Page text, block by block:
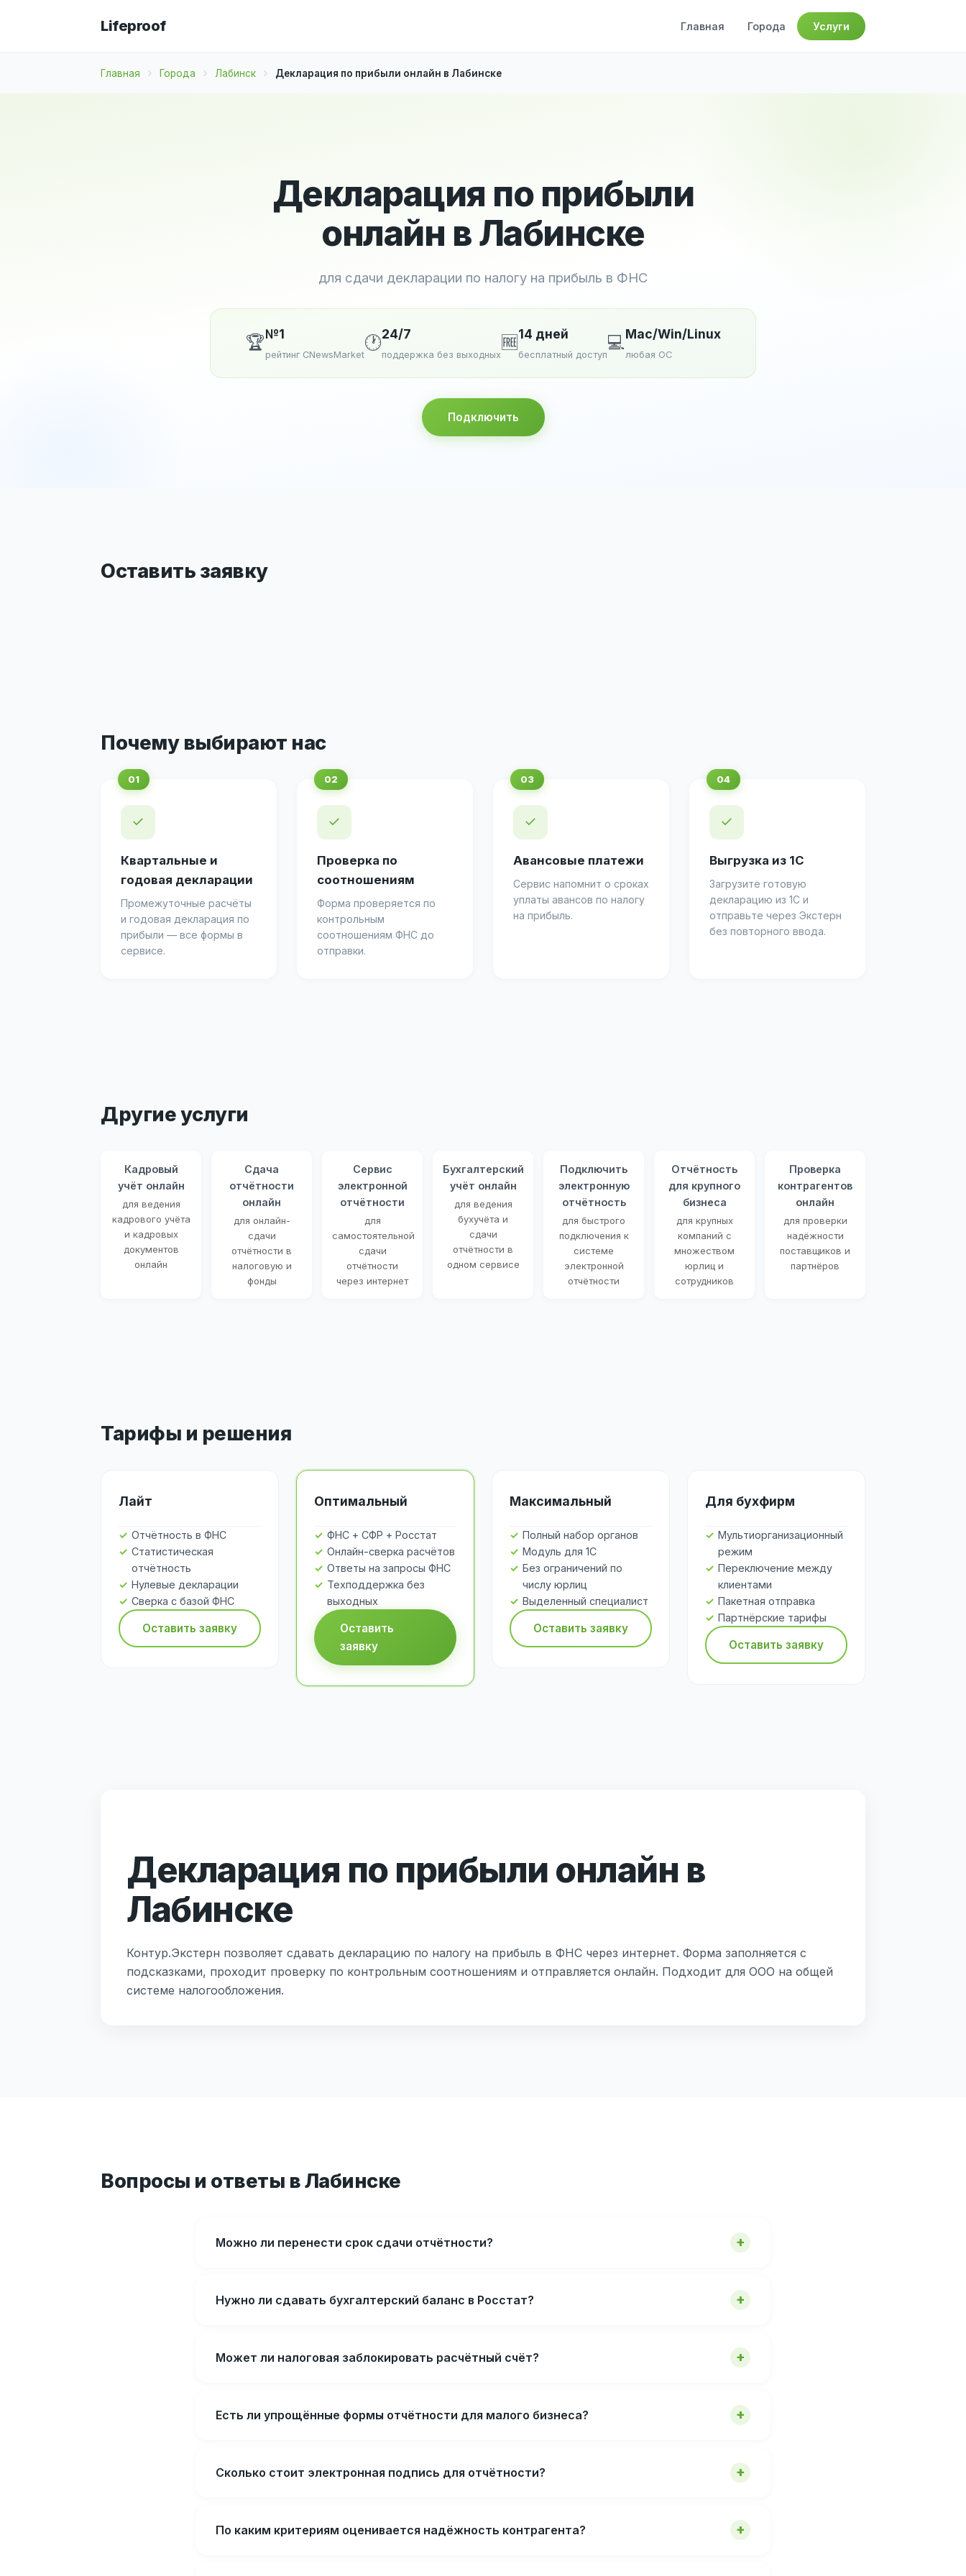
Lifeproof Главная Города Услуги
Главная Города Лабинск Декларация по прибыли онлайн в Лабинске
Декларация по прибыли
онлайн в Лабинске
для сдачи декларации по налогу на прибыль в ФНС
🏆№1
рейтинг CNewsMarket
🕐24/7
поддержка без выходных
🆓14 дней
бесплатный доступ
💻Mac/Win/Linux
любая ОС
Подключить
Оставить заявку
Почему выбирают нас
✓
Квартальные и
годовая декларации
Промежуточные расчёты
и годовая декларация по
прибыли — все формы в
сервисе.
✓
Проверка по
соотношениям
Форма проверяется по
контрольным
соотношениям ФНС до
отправки.
✓
Авансовые платежи
Сервис напомнит о сроках
уплаты авансов по налогу
на прибыль.
✓
Выгрузка из 1С
Загрузите готовую
декларацию из 1С и
отправьте через Экстерн
без повторного ввода.
Другие услуги
Кадровый
учёт онлайн
для ведения
кадрового учёта
и кадровых
документов
онлайн
Сдача
отчётности
онлайн
для онлайн-
сдачи
отчётности в
налоговую и
фонды
Сервис
электронной
отчётности
для
самостоятельной
сдачи
отчётности
через интернет
Бухгалтерский
учёт онлайн
для ведения
бухучёта и
сдачи
отчётности в
одном сервисе
Подключить
электронную
отчётность
для быстрого
подключения к
системе
электронной
отчётности
Отчётность
для крупного
бизнеса
для крупных
компаний с
множеством
юрлиц и
сотрудников
Проверка
контрагентов
онлайн
для проверки
надёжности
поставщиков и
партнёров
Тарифы и решения
Лайт
Отчётность в ФНС
Статистическая
отчётность
Нулевые декларации
Сверка с базой ФНС
Оставить заявку
Оптимальный
ФНС + СФР + Росстат
Онлайн-сверка расчётов
Ответы на запросы ФНС
Техподдержка без
выходных
Оставить
заявку
Максимальный
Полный набор органов
Модуль для 1С
Без ограничений по
числу юрлиц
Выделенный специалист
Оставить заявку
Для бухфирм
Мультиорганизационный
режим
Переключение между
клиентами
Пакетная отправка
Партнёрские тарифы
Оставить заявку
Декларация по прибыли онлайн в
Лабинске
Контур.Экстерн позволяет сдавать декларацию по налогу на прибыль в ФНС через интернет. Форма заполняется с
подсказками, проходит проверку по контрольным соотношениям и отправляется онлайн. Подходит для ООО на общей
системе налогообложения.
Вопросы и ответы в Лабинске
Можно ли перенести срок сдачи отчётности?
Нужно ли сдавать бухгалтерский баланс в Росстат?
Может ли налоговая заблокировать расчётный счёт?
Есть ли упрощённые формы отчётности для малого бизнеса?
Сколько стоит электронная подпись для отчётности?
По каким критериям оценивается надёжность контрагента?